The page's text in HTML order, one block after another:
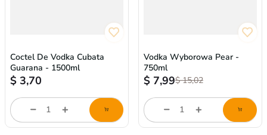
Coctel De Vodka Cubata
Guarana - 1500ml
$ 3,70
store/product-
list.quantityStepper.label
Vodka Wyborowa Pear -
750ml
$15,02
$ 7,99
store/product-